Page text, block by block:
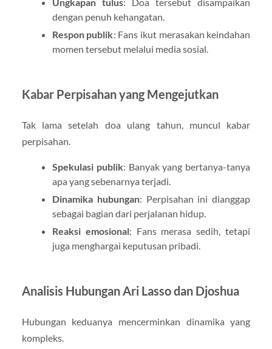
Ungkapan tulus: Doa tersebut disampaikan
dengan penuh kehangatan.
Respon publik: Fans ikut merasakan keindahan
momen tersebut melalui media sosial.
Kabar Perpisahan yang Mengejutkan
Tak lama setelah doa ulang tahun, muncul kabar
perpisahan.
Spekulasi publik: Banyak yang bertanya-tanya
apa yang sebenarnya terjadi.
Dinamika hubungan: Perpisahan ini dianggap
sebagai bagian dari perjalanan hidup.
Reaksi emosional: Fans merasa sedih, tetapi
juga menghargai keputusan pribadi.
Analisis Hubungan Ari Lasso dan Djoshua
Hubungan keduanya mencerminkan dinamika yang
kompleks.